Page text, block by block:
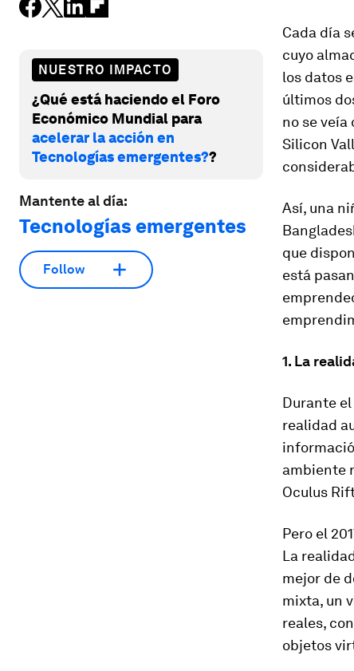
NUESTRO IMPACTO
¿Qué está haciendo el Foro
Económico Mundial para
acelerar la acción en
Tecnologías emergentes??
Mantente al día:
Tecnologías emergentes
Follow
Cada día
cuyo
los datos
últimos
no se
Silicon
Así, una
que
está
1. La
Durante
realidad
ambiente
Oculus
Pero el
La
mejor de
mixta, un
reales,
objetos